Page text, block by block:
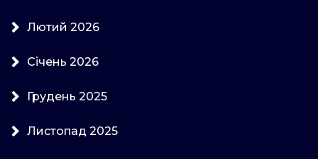
Лютий 2026
Січень 2026
Грудень 2025
Листопад 2025